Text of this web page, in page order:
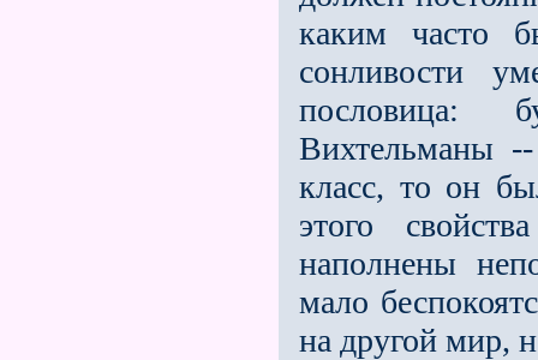
каким часто
сонливости
пословица:
Вихтельманы
класс, то он
этого
наполнены
мало
на другой мир,